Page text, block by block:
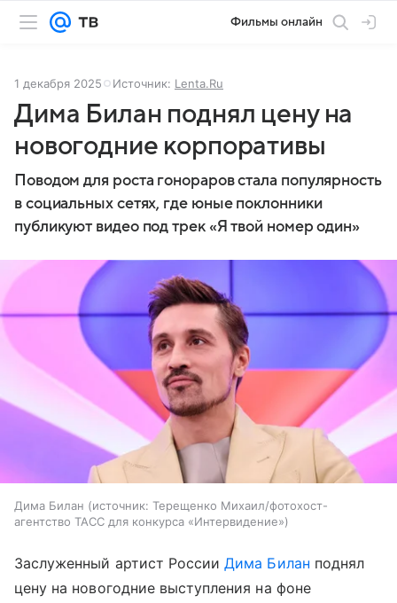
Фильмы онлайн
1 декабря 2025 Источник: Lenta.Ru
Дима Билан поднял цену на
новогодние корпоративы
Поводом для роста гонораров стала популярность
в социальных сетях, где юные поклонники
публикуют видео под трек «Я твой номер один»
Дима Билан источник: Терещенко Михаил/фотохост-
агентство ТАСС для конкурса «Интервидение»
Заслуженный артист РоссииДима Билан поднял
цену на новогодние выступления на фоне